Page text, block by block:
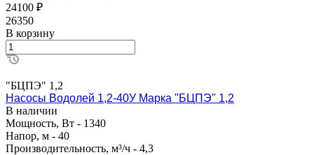
24100 ₽
26350
В корзину
"БЦПЭ" 1,2
Насосы Водолей 1,2-40У Марка "БЦПЭ" 1,2
В наличии
Мощность, Вт - 1340
Напор, м - 40
Производительность, м³/ч - 4,3